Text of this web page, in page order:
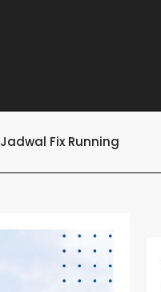
Jadwal Fix Running